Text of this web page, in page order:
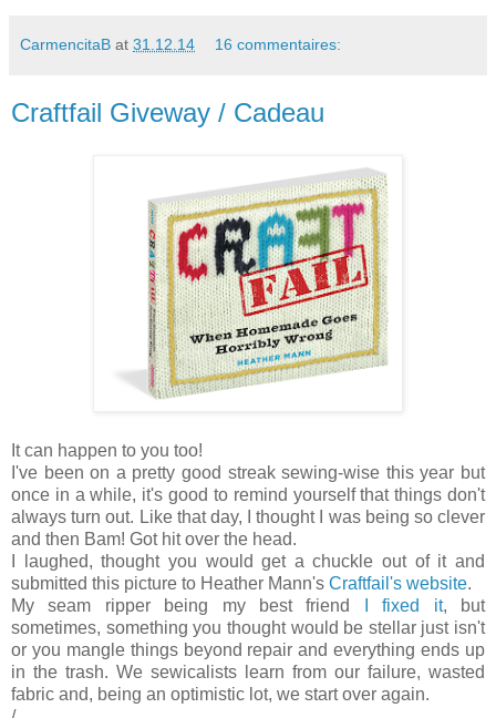
CarmencitaB at 31.12.14 16 commentaires:
Craftfail Giveway / Cadeau
It can happen to you too!
I've been on a pretty good streak sewing-wise this year but
once in a while, it's good to remind yourself that things don't
always turn out. Like that day, I thought I was being so clever
and then Bam! Got hit over the head.
I laughed, thought you would get a chuckle out of it and
submitted this picture to Heather Mann's Craftfail's website.
My seam ripper being my best friend
I fixed it, but
sometimes, something you thought would be stellar just isn't
or you mangle things beyond repair and everything ends up
in the trash. We sewicalists learn from our failure, wasted
fabric and, being an optimistic lot, we start over again.